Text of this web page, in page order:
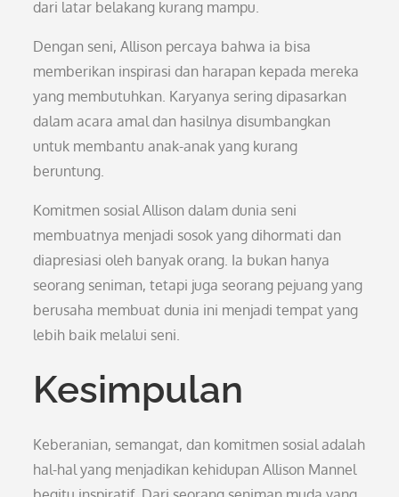
dari latar belakang kurang mampu.
Dengan seni, Allison percaya bahwa ia bisa
memberikan inspirasi dan harapan kepada mereka
yang membutuhkan. Karyanya sering dipasarkan
dalam acara amal dan hasilnya disumbangkan
untuk membantu anak-anak yang kurang
beruntung.
Komitmen sosial Allison dalam dunia seni
membuatnya menjadi sosok yang dihormati dan
diapresiasi oleh banyak orang. Ia bukan hanya
seorang seniman, tetapi juga seorang pejuang yang
berusaha membuat dunia ini menjadi tempat yang
lebih baik melalui seni.
Kesimpulan
Keberanian, semangat, dan komitmen sosial adalah
hal-hal yang menjadikan kehidupan Allison Mannel